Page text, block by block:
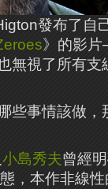
發布了自
》的影
無視了所有支
些事情該做
小島秀夫曾經
，本作非線